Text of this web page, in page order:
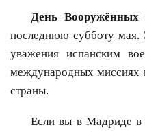
День Вооружённых
последнюю субботу мая.
уважения испанским
международных миссиях
страны.
Если вы в Мадриде в